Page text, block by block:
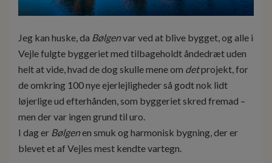
Jeg kan huske, da Bølgenvar ved at blive bygget, og alle i
Vejle fulgte byggeriet med tilbageholdt åndedræt uden
helt at vide, hvad de dog skulle mene om detprojekt, for
de omkring 100 nye ejerlejligheder så godt nok lidt
løjerlige ud efterhånden, som byggeriet skred fremad –
men der var ingen grund til uro.
I dag er Bølgenen smuk og harmonisk bygning, der er
blevet et af Vejles mest kendte vartegn.